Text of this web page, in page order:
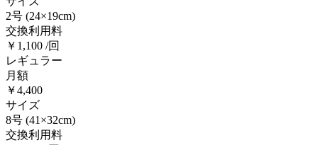
2号 (24×19cm)
交換利用料
￥1,100 /回
レギュラー
月額
￥4,400
サイズ
8号 (41×32cm)
交換利用料